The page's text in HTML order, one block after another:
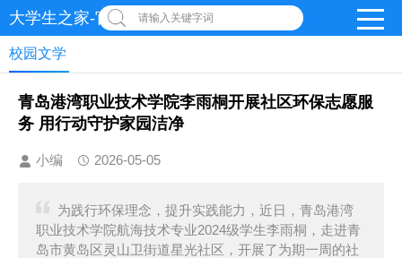
大学生之家-官网 请输入关键字词
校园文学
青岛港湾职业技术学院李雨桐开展社区环保志愿服
务 用行动守护家园洁净
小编 2026-05-05
为践行环保理念，提升实践能力，近日，青岛港湾
职业技术学院航海技术专业2024级学生李雨桐，走进青
岛市黄岛区灵山卫街道星光社区，开展了为期一周的社